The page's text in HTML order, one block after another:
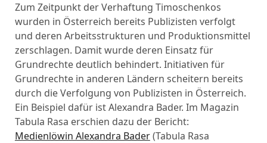
Zum Zeitpunkt der Verhaftung Timoschenkos
wurden in Österreich bereits Publizisten verfolgt
und deren Arbeitsstrukturen und Produktionsmittel
zerschlagen. Damit wurde deren Einsatz für
Grundrechte deutlich behindert. Initiativen für
Grundrechte in anderen Ländern scheitern bereits
durch die Verfolgung von Publizisten in Österreich.
Ein Beispiel dafür ist Alexandra Bader. Im Magazin
Tabula Rasa erschien dazu der Bericht:
Medienlöwin Alexandra Bader(Tabula Rasa